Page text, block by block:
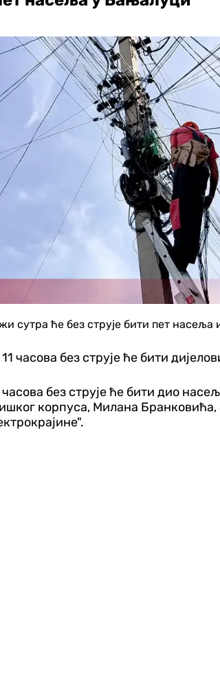
сутра ће без струје бити пет насеља
часова без струје ће бити
без струје ће бити дио
корпуса, Милана